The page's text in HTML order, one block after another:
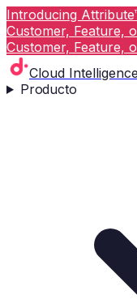
Introducing
Customer, Feature,
Customer, Feature,
Cloud
Producto